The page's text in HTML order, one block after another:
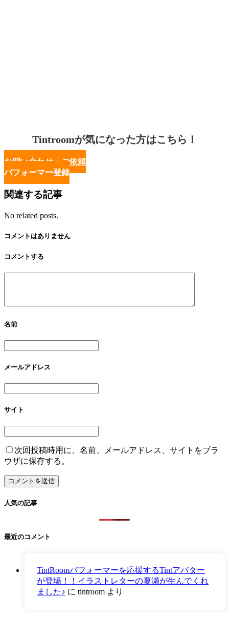
Tintroomが気になった方はこちら！
お問い合わせ・ご依頼
パフォーマー登録
関連する記事
No related posts.
コメントはありません
コメントする
名前
メールアドレス
サイト
次回投稿時用に、名前、メールアドレス、サイトをブラ
ウザに保存する。
人気の記事
最近のコメント
TintRoomパフォーマーを応援するTintアバター
が登場！！イラストレターの夏瀬が生んでくれ
ました♪ に tintroom より